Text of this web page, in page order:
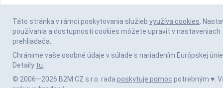
Táto stránka v rámci poskytovania služieb využíva cookies.
používania a dostupnosti cookies môžete upraviť v nastaveniach
prehliadača.
Chránime vaše osobné údaje v súlade s nariadením Európskej únie
Detaily tu.
© 2006—2026 B2M.CZ s.r.o. rada poskytuje pomoc potrebným ♥️.